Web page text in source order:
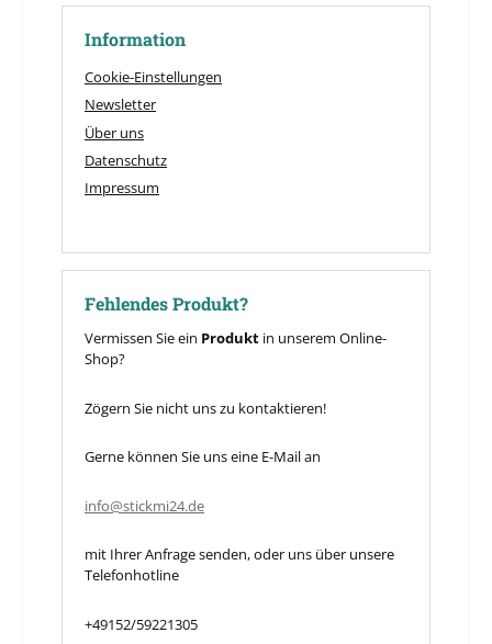
Information
Cookie-Einstellungen
Newsletter
Über uns
Datenschutz
Impressum
Fehlendes Produkt?
Vermissen Sie ein Produkt in unserem Online-
Shop?
Zögern Sie nicht uns zu kontaktieren!
Gerne können Sie uns eine E-Mail an
info@stickmi24.de
mit Ihrer Anfrage senden, oder uns über unsere
Telefonhotline
+49152/59221305